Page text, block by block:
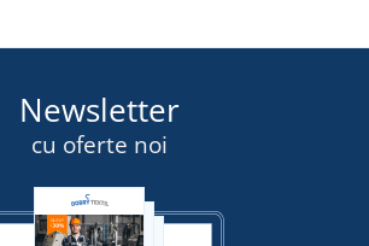
Newsletter
cu oferte noi